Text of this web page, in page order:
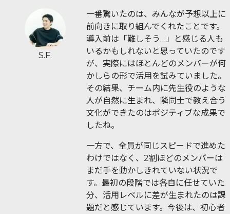
S.F.
一番驚いたのは、みんなが予想以上に
前向きに取り組んでくれたことです。
導入前は「難しそう…」と感じる人も
いるかもしれないと思っていたのです
が、実際にはほとんどのメンバーが何
かしらの形で活用を試みていました。
その結果、チーム内に先生役のような
人が自然に生まれ、隣同士で教え合う
文化ができたのはポジティブな成果で
したね。
一方で、全員が同じスピードで進めた
わけではなく、2割ほどのメンバーは
まだ手を動かしきれていない状況で
す。最初の段階では各自に任せていた
分、活用レベルに差が生まれたのは課
題だと感じています。今後は、初心者